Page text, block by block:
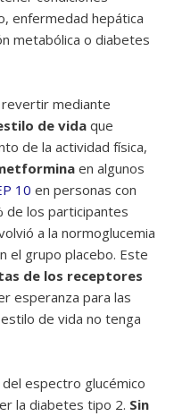
enfermedad hepática
metabólica o diabetes
mediante
de vida que
de la actividad física,
en algunos
10 en personas con
de los participantes
a la normoglucemia
el grupo placebo. Este
de los receptores
esperanza para las
de vida no tenga
espectro glucémico
la diabetes tipo 2. Sin